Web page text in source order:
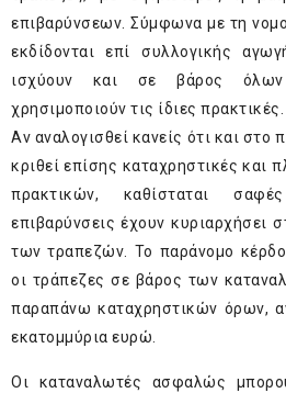
επιβαρύνσεων. Σύμφωνα με τη
εκδίδονται επί συλλογικής
ισχύουν και σε βάρος
χρησιμοποιούν τις ίδιες πρακτικές.
Αν αναλογισθεί κανείς ότι και
κριθεί επίσης καταχρηστικές και
πρακτικών, καθίσταται
επιβαρύνσεις έχουν κυριαρχήσει
των τραπεζών. Το παράνομο
οι τράπεζες σε βάρος των
παραπάνω καταχρηστικών όρων,
εκατομμύρια ευρώ.
Οι καταναλωτές ασφαλώς